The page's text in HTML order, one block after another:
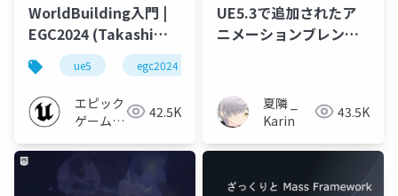
WorldBuilding入門 |
EGC2024 (Takashi
Suzuki)ue5 egc2024
エピック
ゲームズ
42.5K
UE5.3で追加されたア
ニメーションブレンド
夏隣 _
Karin
43.5K